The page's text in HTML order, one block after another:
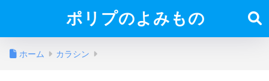
ポリプのよみもの
ホーム カラシン